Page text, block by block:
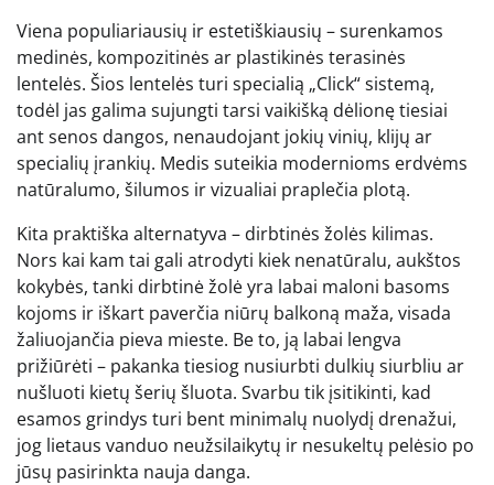
Viena populiariausių ir estetiškiausių – surenkamos
medinės, kompozitinės ar plastikinės terasinės
lentelės. Šios lentelės turi specialią „Click“ sistemą,
todėl jas galima sujungti tarsi vaikišką dėlionę tiesiai
ant senos dangos, nenaudojant jokių vinių, klijų ar
specialių įrankių. Medis suteikia modernioms erdvėms
natūralumo, šilumos ir vizualiai praplečia plotą.
Kita praktiška alternatyva – dirbtinės žolės kilimas.
Nors kai kam tai gali atrodyti kiek nenatūralu, aukštos
kokybės, tanki dirbtinė žolė yra labai maloni basoms
kojoms ir iškart paverčia niūrų balkoną maža, visada
žaliuojančia pieva mieste. Be to, ją labai lengva
prižiūrėti – pakanka tiesiog nusiurbti dulkių siurbliu ar
nušluoti kietų šerių šluota. Svarbu tik įsitikinti, kad
esamos grindys turi bent minimalų nuolydį drenažui,
jog lietaus vanduo neužsilaikytų ir nesukeltų pelėsio po
jūsų pasirinkta nauja danga.